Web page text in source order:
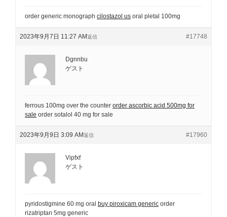
order generic monograph cilostazol us oral pletal 100mg
2023年9月7日 11:27 AM #17748
返信
Dgnnbu
ゲスト
ferrous 100mg over the counter order ascorbic acid 500mg for
sale order sotalol 40 mg for sale
2023年9月9日 3:09 AM #17960
返信
Vipfxf
ゲスト
pyridostigmine 60 mg oral buy piroxicam generic order
rizatriptan 5mg generic